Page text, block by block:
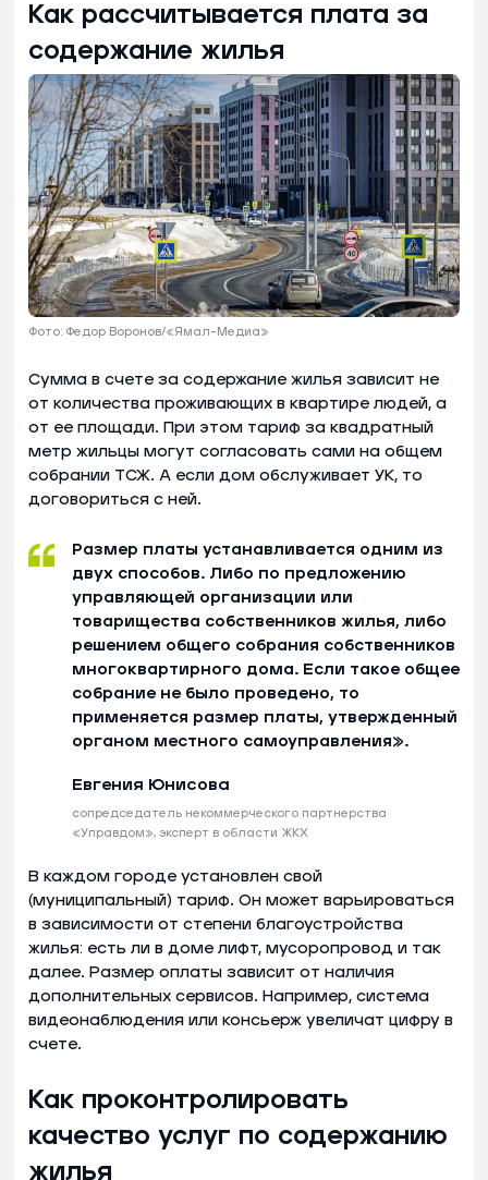
Как рассчитывается плата за
содержание жилья
Фото: Федор Воронов/«Ямал-Медиа»
Сумма в счете за содержание жилья зависит не
от количества проживающих в квартире людей, а
от ее площади. При этом тариф за квадратный
метр жильцы могут согласовать сами на общем
собрании ТСЖ. А если дом обслуживает УК, то
договориться с ней.
Размер платы устанавливается одним из
двух способов. Либо по предложению
управляющей организации или
товарищества собственников жилья, либо
решением общего собрания собственников
многоквартирного дома. Если такое общее
собрание не было проведено, то
применяется размер платы, утвержденный
органом местного самоуправления».
Евгения Юнисова
сопредседатель некоммерческого партнерства
«Управдом», эксперт в области ЖКХ
В каждом городе установлен свой
(муниципальный) тариф. Он может варьироваться
в зависимости от степени благоустройства
жилья: есть ли в доме лифт, мусоропровод и так
далее. Размер оплаты зависит от наличия
дополнительных сервисов. Например, система
видеонаблюдения или консьерж увеличат цифру в
счете.
Как проконтролировать
качество услуг по содержанию
жилья